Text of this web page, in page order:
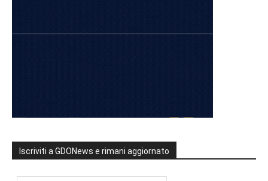
Iscriviti a GDONews e rimani aggiornato